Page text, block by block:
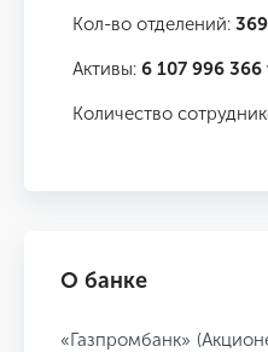
Кол-во отделений: 369
Активы: 6 107 996 366
Количество
О банке
«Газпромбанк»